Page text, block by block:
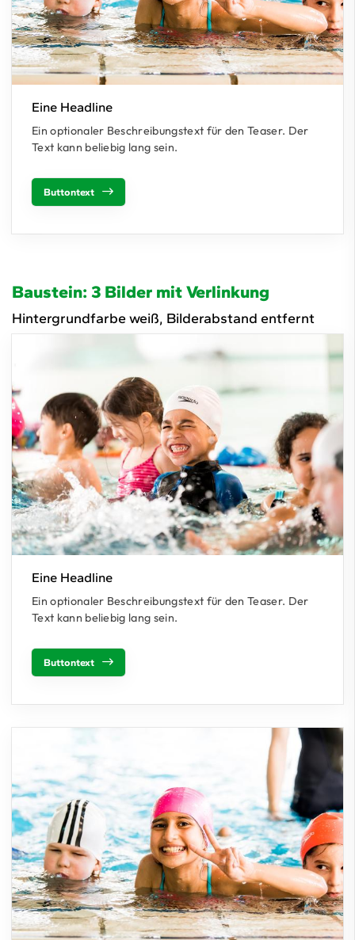
Eine Headline
Ein optionaler Beschreibungstext für den Teaser. Der
Text kann beliebig lang sein.
Buttontext
Baustein: 3 Bilder mit Verlinkung
Hintergrundfarbe weiß, Bilderabstand entfernt
Eine Headline
Ein optionaler Beschreibungstext für den Teaser. Der
Text kann beliebig lang sein.
Buttontext